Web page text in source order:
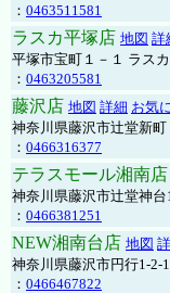
： 0463511581
ラスカ平塚店 地図 詳
平塚市宝町１－１ ラス
： 0463205581
藤沢店 地図 詳細 お気
神奈川県藤沢市辻堂新町
： 0466316377
テラスモール湘南店
神奈川県藤沢市辻堂神
： 0466381251
NEW湘南台店 地図
神奈川県藤沢市円行1-2-1
： 0466467822